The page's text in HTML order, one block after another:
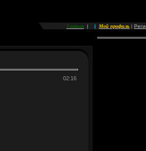
Главная | | Мой профиль |
02:16